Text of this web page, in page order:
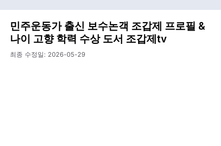
민주운동가 출신 보수논객 조갑제 프로필 &
나이 고향 학력 수상 도서 조갑제tv
최종 수정일: 2026-05-29